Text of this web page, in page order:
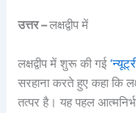
उत्तर –लक्षद्वीप में
लक्षद्वीप में शुरू की गई
सरहाना करते हुए कहा कि
तत्पर है। यह पहल